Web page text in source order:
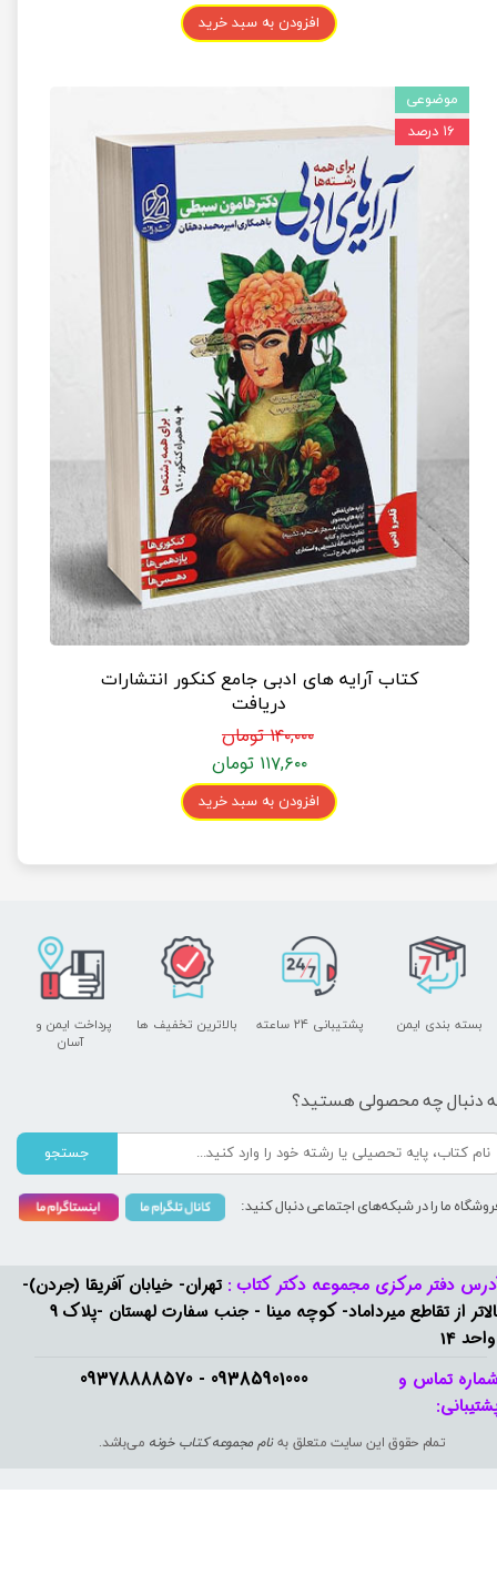
افزودن به سبد خرید
کتاب آرایه های ادبی جامع کنکور انتشارات
دریافت
۱۴۰,۰۰۰ تومان
۱۱۷,۶۰۰ تومان
افزودن به سبد خرید
موضوعی
۱۶ درصد
09385901000 - 09378888570​​​​​​​
دفتر مرکزی مجموعه دکتر کتاب : تهران- خیابان آفریقا (جردن)-
بالاتر از تقاطع میرداماد- کوچه مینا - جنب سفارت لهستان -پلاک 9
14
تمام حقوق این سایت متعلق بهنام مجموعه کتاب خونه می‌باشد.
تماس و
پشتیبانی ۲۴ ساعته
پرداخت ایمن و ​​​​​​​
آسان
بسته بندی ایمن بالاترین تخفیف ها
دنبال چه محصولی هستید؟
جستجو
ما را در شبکه‌های اجتماعی دنبال کنید: